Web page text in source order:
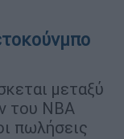
μεταξύ
του NBA
πωλήσεις